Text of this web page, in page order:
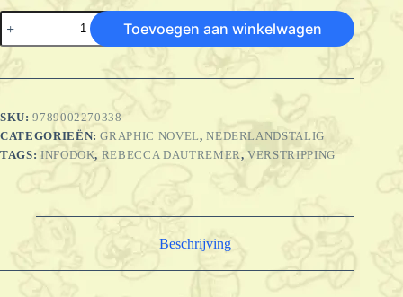
Muizen
en
Mensen
graphic
novel
Toevoegen aan winkelwagen
SKU:9789002270338
CATEGORIEËN:GRAPHIC NOVEL,NEDERLANDSTALIG
TAGS: INFODOK, REBECCA DAUTREMER,VERSTRIPPING
Beschrijving